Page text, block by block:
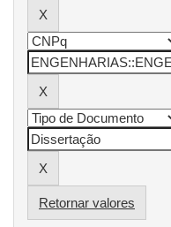
Retornar valores